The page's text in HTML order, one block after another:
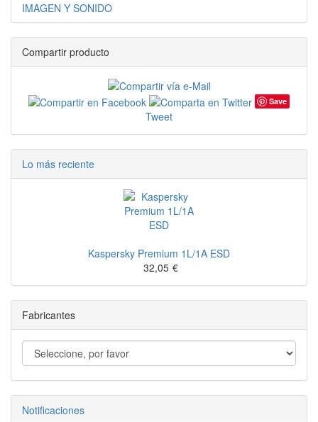
IMAGEN Y SONIDO
Compartir producto
Save
Tweet
Lo más reciente
Kaspersky Premium 1L/1A ESD
32,05 €
Fabricantes
Notificaciones